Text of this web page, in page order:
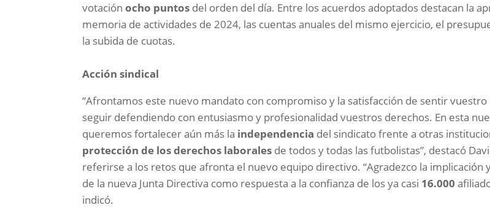
votaciónocho puntos del orden del día. Entre los acuerdos adoptados destacan la
memoria de actividades de 2024, las cuentas anuales del mismo ejercicio, el
la subida de cuotas.
Acción sindical
“Afrontamos este nuevo mandato con compromiso y la satisfacción de sentir vuestro
seguir defendiendo con entusiasmo y profesionalidad vuestros derechos. En esta
queremos fortalecer aún más la independencia del sindicato frente a otras
protección de los derechos laborales de todos y todas las futbolistas”, destacó
referirse a los retos que afronta el nuevo equipo directivo. “Agradezco la implicación
de la nueva Junta Directiva como respuesta a la confianza de los ya casi 16.000
indicó.